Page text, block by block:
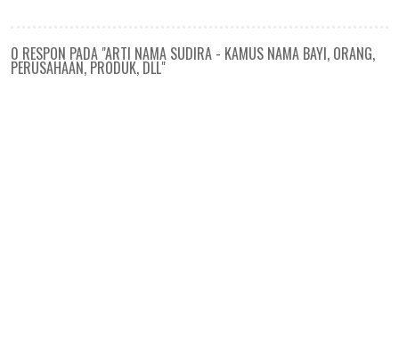
0 RESPON PADA "ARTI NAMA SUDIRA - KAMUS NAMA BAYI, ORANG,
PERUSAHAAN, PRODUK, DLL"